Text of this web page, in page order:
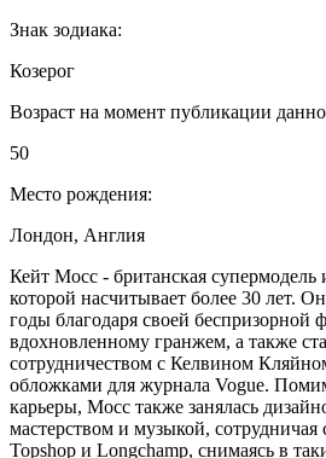
Знак зодиака:
Козерог
Возраст на момент публикации
50
Место рождения:
Лондон, Англия
Кейт Мосс - британская супермодель
которой насчитывает более 30 лет.
годы благодаря своей беспризорной
вдохновленному гранжем, а также
сотрудничеством с Келвином
обложками для журнала Vogue.
карьеры, Мосс также занялась
мастерством и музыкой,
Topshop и Longchamp, снимаясь в